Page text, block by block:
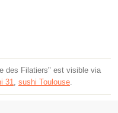
des Filatiers" est visible via
31, sushi Toulouse.